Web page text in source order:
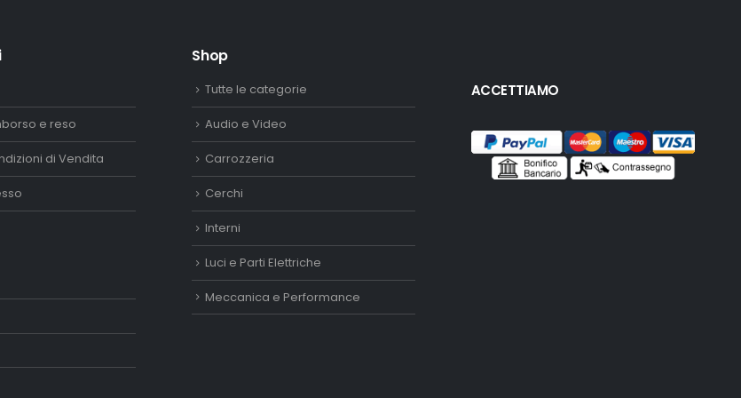
e reso
di Vendita
Shop
Tutte le categorie
Audio e Video
Carrozzeria
Cerchi
Interni
Luci e Parti Elettriche
Meccanica e Performance
ACCETTIAMO